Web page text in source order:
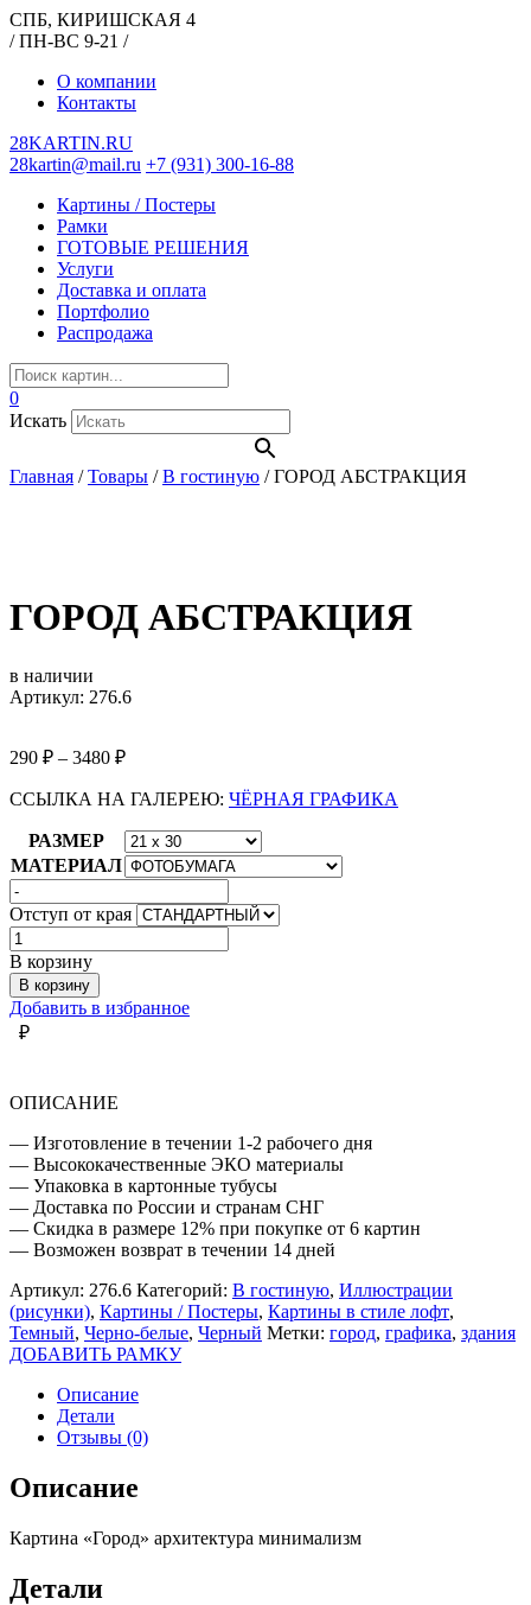
СПБ, КИРИШСКАЯ 4
/ ПН-ВС 9-21 /
О компании
Контакты
28KARTIN.RU
28kartin@mail.ru +7 (931) 300-16-88
Картины / Постеры
Рамки
ГОТОВЫЕ РЕШЕНИЯ
Услуги
Доставка и оплата
Портфолио
Распродажа
0
Искать
Главная /Товары /В гостиную /ГОРОД АБСТРАКЦИЯ
ГОРОД АБСТРАКЦИЯ
в наличии
Артикул: 276.6
290 ₽ – 3480 ₽
ССЫЛКА НА ГАЛЕРЕЮ: ЧЁРНАЯ ГРАФИКА
РАЗМЕР
МАТЕРИАЛ
Отступ от края
Количество
товара
ГОРОД
АБСТРАКЦИЯ
В корзину
В корзину
Добавить в избранное
₽
ОПИСАНИЕ
— Изготовление в течении 1-2 рабочего дня
— Высококачественные ЭКО материалы
— Упаковка в картонные тубусы
— Доставка по России и странам СНГ
— Скидка в размере 12% при покупке от 6 картин
— Возможен возврат в течении 14 дней
Артикул: 276.6 Категорий: В гостиную, Иллюстрации
(рисунки), Картины / Постеры, Картины в стиле лофт,
Темный, Черно-белые, Черный Метки: город, графика, здания
ДОБАВИТЬ РАМКУ
Описание
Детали
Отзывы (0)
Описание
Картина «Город» архитектура минимализм
Детали